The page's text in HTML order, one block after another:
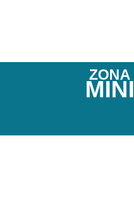
ZONA
MINI